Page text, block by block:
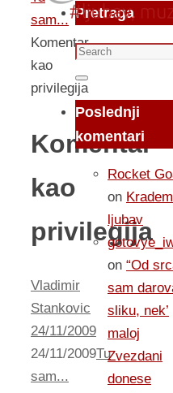
sam...
Komentar
kao
privilegija
Komentar
kao
privilegija
Vladimir
Stankovic
24/11/2009
24/11/2009Tu
sam...
Pretraga
Search
for:
Search
Poslednji
komentari
Rocket
on Kradem
ljubav
on “Od
sam
sliku, nek’
maloj
Zvezdani
donese